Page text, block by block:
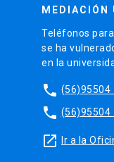
MEDIACIÓN
Teléfonos
se ha
en la
phone (56)95504
phone (56)95504
launch Ir a la